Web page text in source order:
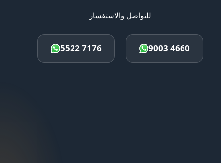
للتواصل والاستفسار
5522 7176 9003 4660